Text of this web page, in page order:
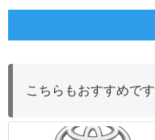
こちらもおすすめです